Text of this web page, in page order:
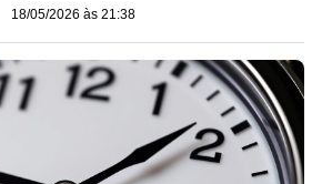
18/05/2026 às 21:38